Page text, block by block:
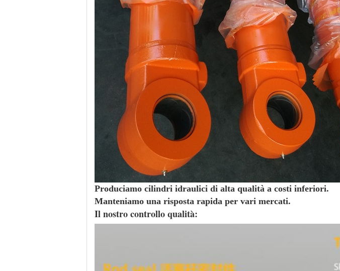
Produciamo cilindri idraulici di alta qualità a costi inferiori.
Manteniamo una risposta rapida per vari mercati.
Il nostro controllo qualità: